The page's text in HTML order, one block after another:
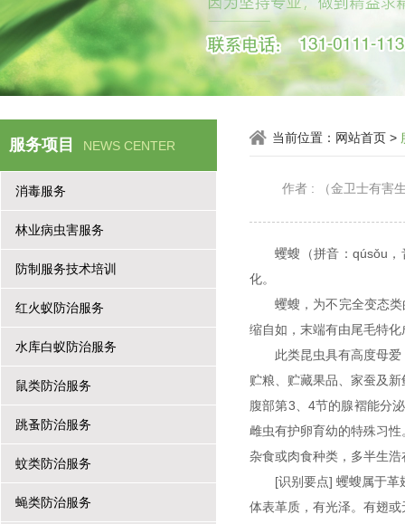
服务项目 NEWS CENTER
消毒服务
林业病虫害服务
防制服务技术培训
红火蚁防治服务
水库白蚁防治服务
鼠类防治服务
跳蚤防治服务
蚊类防治服务
蝇类防治服务
当前位置： 网站首页 >
作者 : （金卫士有害
蠼螋（拼音：qúsǒu
化。
蠼螋，为不完全变态
缩自如，末端有由尾毛特
此类昆虫具有高度母
贮粮、贮藏果品、家蚕及
腹部第3、4节的腺褶能分
雌虫有护卵育幼的特殊习
杂食或肉食种类，多半生
[识别要点] 蠼螋属于
体表革质，有光泽。有翅